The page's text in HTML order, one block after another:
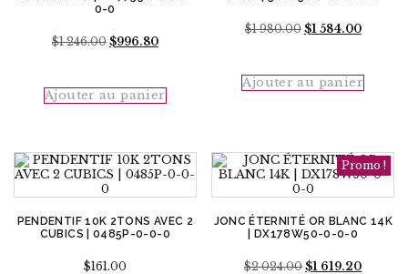
0-0
$1 246.00 Le
$1
$996.80Le
$996.80.
Ajouter au panier
$1 980.00 Le
$1
$1 584.00Le
$1
Ajouter au panier
PENDENTIF 10K 2TONS AVEC 2
CUBICS | 0485P-0-0-0
$161.00
Promo !
JONC ÉTERNITÉ OR BLANC 14K
| DX178W50-0-0-0
$2 024.00Le
$1 619.20Le